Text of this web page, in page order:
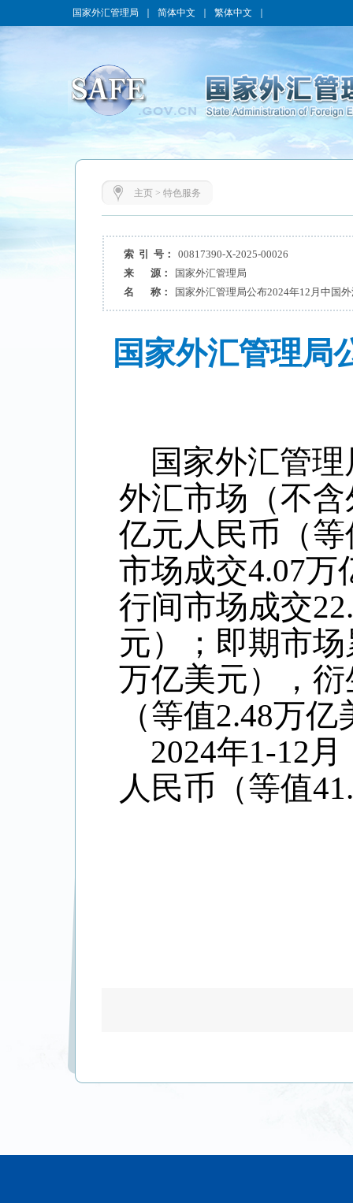
国家外汇管理局 简体中文 繁体中文
主页> 特色服务
索 引 号：
00817390-X-2025-00026
来 源：
国家外汇管理局
名 称：
国家外汇管理局公布2024年12月中国
国家外汇管理局
国家外汇管
外汇市场（不
亿元人民币（等
市场成交4.07万
行间市场成交
元）；即期市
万亿美元），
（等值2.48万亿
2024年1-12
人民币（等值